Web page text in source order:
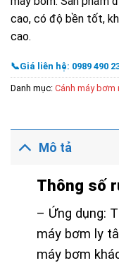
cao, có độ bền tốt,
cao.
📞Giá liên hệ: 0989 490
Danh mục: Cánh máy bơm
Mô tả
Thông số
– Ứng dụng:
máy bơm ly
máy bơm